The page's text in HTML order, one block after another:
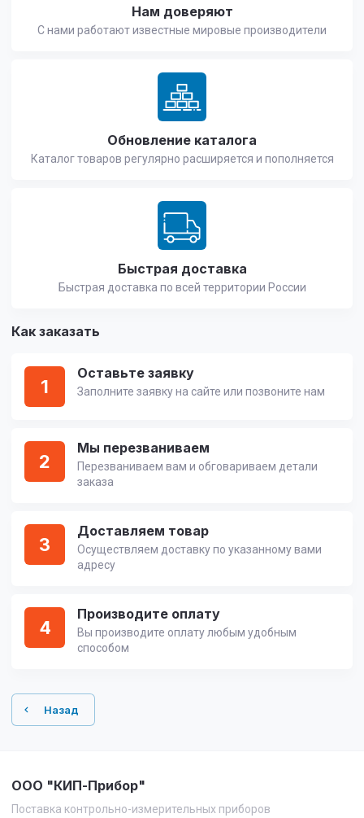
Нам доверяют
С нами работают известные мировые производители
Обновление каталога
Каталог товаров регулярно расширяется и пополняется
Быстрая доставка
Быстрая доставка по всей территории России
Как заказать
1
Оставьте заявку
Заполните заявку на сайте или позвоните нам
2
Мы перезваниваем
Перезваниваем вам и обговариваем детали
заказа
3
Доставляем товар
Осуществляем доставку по указанному вами
адресу
4
Производите оплату
Вы производите оплату любым удобным
способом
Назад
ООО "КИП-Прибор"
Поставка контрольно-измерительных приборов